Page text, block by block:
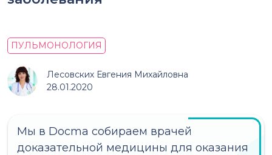
ПУЛЬМОНОЛОГИЯ
Лесовских Евгения Михайловна
28.01.2020
Мы в Docma собираем врачей
доказательной медицины для оказания